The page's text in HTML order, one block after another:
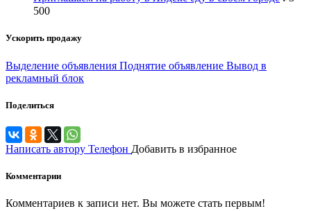
500
Ускорить продажу
Выделение объявления Поднятие объявление Вывод в
рекламный блок
Поделиться
Написать автору Телефон Добавить в избранное
Комментарии
Комментариев к записи нет. Вы можете стать первым!